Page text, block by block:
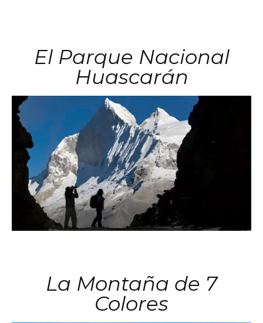
El Parque Nacional
Huascarán
La Montaña de 7
Colores